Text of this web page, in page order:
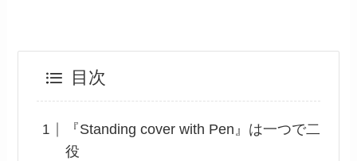
目次
『Standing cover with Pen』は一つで二
役